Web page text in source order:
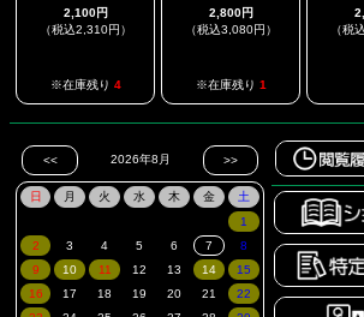
2,100円
（税込2,310円）
※在庫残り 4
2,800円
（税込3,080円）
※在庫残り 1
（税